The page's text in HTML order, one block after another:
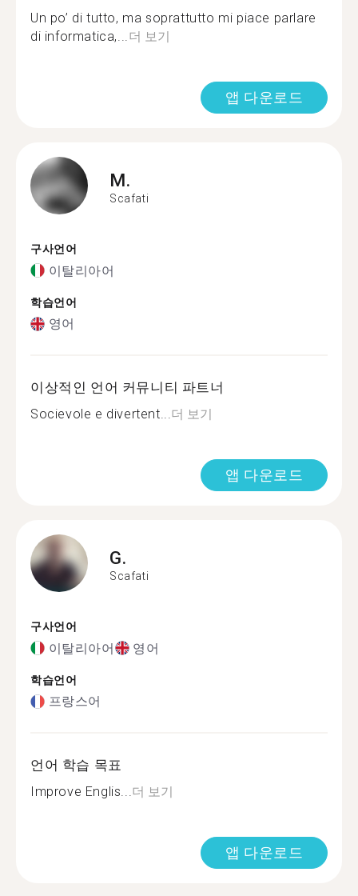
Un po’ di tutto, ma soprattutto mi piace parlare
di informatica,...더 보기
앱 다운로드
M.
Scafati
구사언어
이탈리아어
학습언어
영어
이상적인 언어 커뮤니티 파트너
Socievole e divertent...더 보기
앱 다운로드
G.
Scafati
구사언어
이탈리아어 영어
학습언어
프랑스어
언어 학습 목표
Improve Englis...더 보기
앱 다운로드